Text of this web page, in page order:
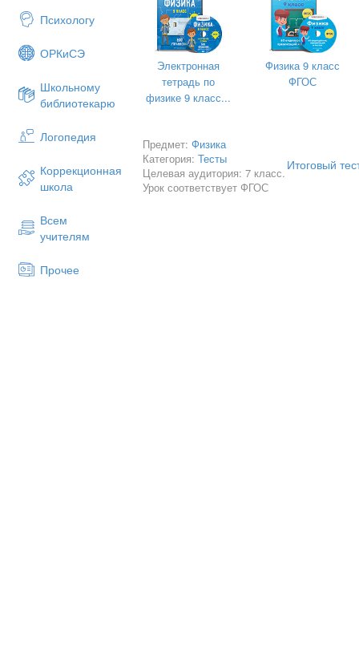
Психологу
ОРКиСЭ
Школьному
библиотекарю
Логопедия
Коррекционная
школа
Всем
учителям
Прочее
а) разнообразных звуков;
б) жестов;
в) речи.
а) с попытками понять явления
б) с боязнью лесных пожаров и
в) с умением изготавливать орудия
Электронная
тетрадь по
физике 9 класс...
Физика 9 класс
ФГОС
Предмет:Физика
Категория:Тесты
Целевая аудитория: 7 класс.
Урок соответствует ФГОС
Итоговый